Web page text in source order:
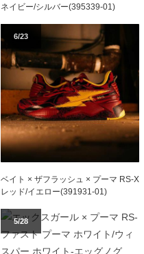
ネイビー/シルバー(395339-01)
6/23
ベイト × ザフラッシュ × プーマ RS-X
レッド/イエロー(391931-01)
5/28